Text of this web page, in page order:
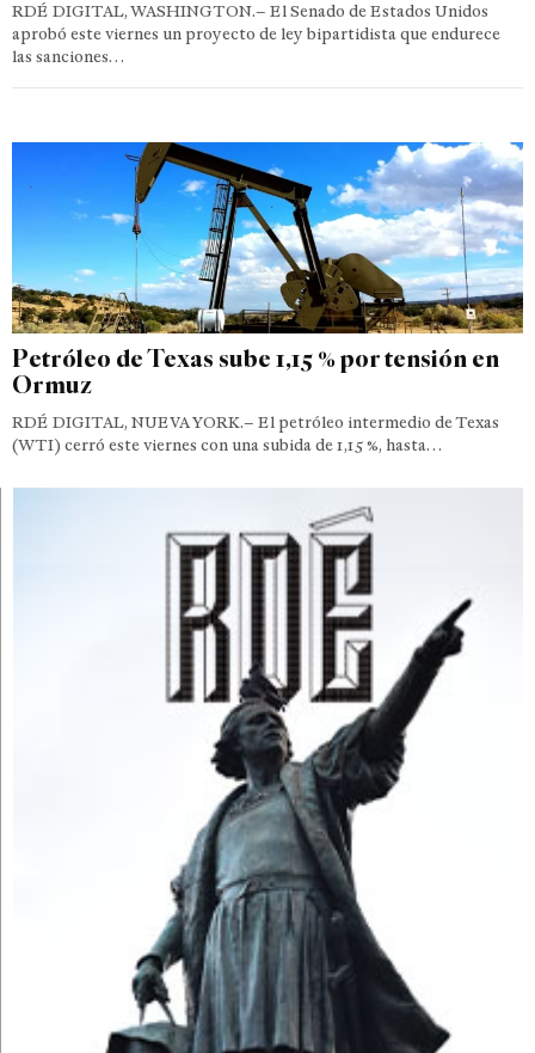
RDÉ DIGITAL, WASHINGTON.– El Senado de Estados Unidos
aprobó este viernes un proyecto de ley bipartidista que endurece
las sanciones…
Petróleo de Texas sube 1,15 % por tensión en
Ormuz
RDÉ DIGITAL, NUEVA YORK.– El petróleo intermedio de Texas
(WTI) cerró este viernes con una subida de 1,15 %, hasta…